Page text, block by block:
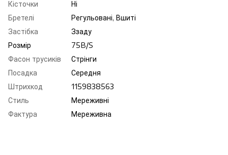
Кісточки
Ні
Бретелі
Регульовані, Вшиті
Застібка
Ззаду
Розмір
75B/S
Фасон трусиків
Стрінги
Посадка
Середня
Штрихкод
1159838563
Стиль
Мереживні
Фактура
Мереживна